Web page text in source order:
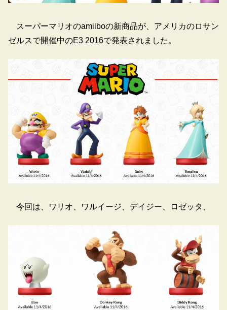
スーパーマリオのamiiboの新商品が、アメリカのロサン
ゼルスで開催中のE3 2016で発表されました。
今回は、ワリオ、ワルイージ、デイジー、ロゼッタ、